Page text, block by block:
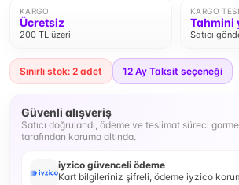
KARGO
Ücretsiz
200 TL üzeri
KARGO
Tahmini
Satıcı
Sınırlı stok: 2 adet 12 Ay Taksit seçeneği
Güvenli alışveriş
Satıcı doğrulandı, ödeme ve teslimat süreci
tarafından koruma altında.
iyzico güvenceli ödeme
Kart bilgileriniz şifreli, ödeme iyzico